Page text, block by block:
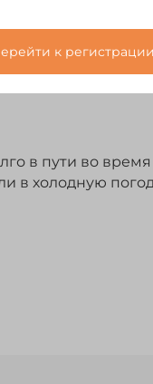
в пути во
холодную
к регистрации